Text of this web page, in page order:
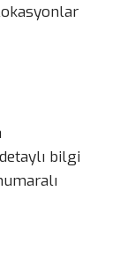
bilgi